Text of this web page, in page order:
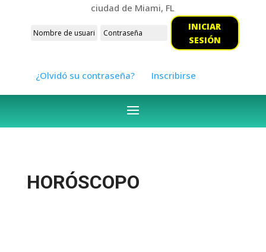
ciudad de Miami, FL
INICIAR
SESIÓN
¿Olvidó su contraseña? Inscribirse
HORÓSCOPO